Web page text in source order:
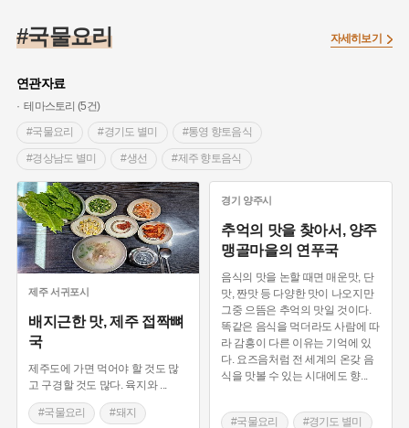
#허준 #28독립선언 #지명유래
#여성독립운동가
#백년가게
#단지 #설화 #인물설화 #대한애국부인회
#고구마 #김마리아 #바위설화 #인천
#강진 #블루리본 #전설 #조선시대 문신
#여성 독립운동가 #지역의 설화 #성곽
#내시 #내성 #먼우금 #징채 #제주도설화 #영산강
#대한민국임시정부 #강서구 #마을 #종로구 #노원구
#부산 #염전 #용인의 전설 #여성의원 #풍속
#경기도설화 #남자현 #한의학 #동화 #임시의정원
#황해도 #공예품 #영산포
#국물요리
연관자료
테마스토리 (5건)
#국물요리
#경기도 별미 #통영 향토음식
#경상남도 별미 #생선 #제주 향토음식
#제주도 별미 #돼지 #서귀포 향토음식
#충청남도 축제 #충청남도 별미
자세히보기
제주서귀포시
배지근한 맛, 제주 접짝뼈
국
제주도에 가면 먹어야 할 것도 많
고 구경할 것도 많다. 육지와
#국물요리 #돼지
경기 양주시
추억의 맛을 찾아서, 양주
맹골마을의 연푸국
음식의 맛을 논할 때면 매운맛, 단
맛, 짠맛 등 다양한 맛이 나오지만
그중 으뜸은 추억의 맛일 것이다.
똑같은 음식을 먹더라도 사람에 따
라 감흥이 다른 이유는 기억에 있
다. 요즈음처럼 전 세계의 온갖 음
식을 맛볼 수 있는 시대에도 향
#국물요리 #경기도 별미